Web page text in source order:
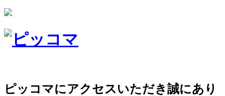
ピッコマにアクセスいただき誠にあり